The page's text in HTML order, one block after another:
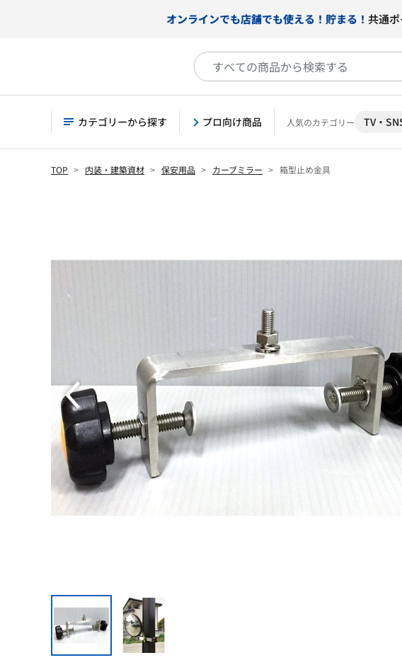
オンラインでも店舗でも使える！貯まる！ 共通
カテゴリーから探す プロ向け商品 人気のカテゴリー TV・
TOP 内装・建築資材 保安用品 カーブミラー 箱型止め金具 Ｓ